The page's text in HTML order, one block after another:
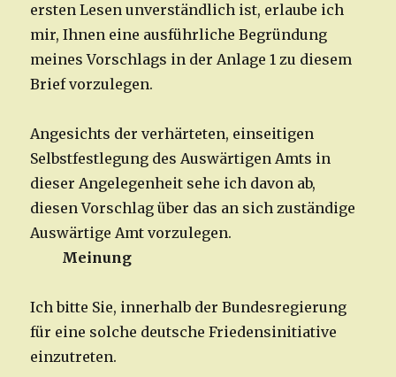
ersten Lesen unverständlich ist, erlaube ich
mir, Ihnen eine ausführliche Begründung
meines Vorschlags in der Anlage 1 zu diesem
Brief vorzulegen.
Angesichts der verhärteten, einseitigen
Selbstfestlegung des Auswärtigen Amts in
dieser Angelegenheit sehe ich davon ab,
diesen Vorschlag über das an sich zuständige
Auswärtige Amt vorzulegen.
Meinung
Ich bitte Sie, innerhalb der Bundesregierung
für eine solche deutsche Friedensinitiative
einzutreten.